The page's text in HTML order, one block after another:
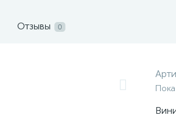
Отзывы 0